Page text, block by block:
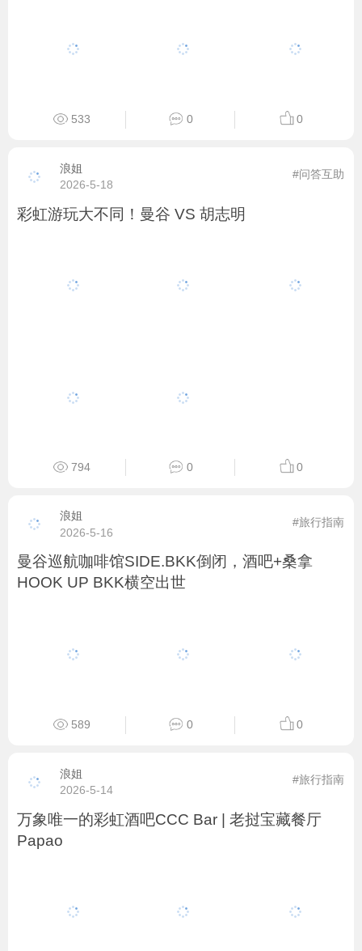
533 0 0
浪姐
2026-5-18
#问答互助
彩虹游玩大不同！曼谷 VS 胡志明
794 0 0
浪姐
2026-5-16
#旅行指南
曼谷巡航咖啡馆SIDE.BKK倒闭，酒吧+桑拿
HOOK UP BKK横空出世
589 0 0
浪姐
2026-5-14
#旅行指南
万象唯一的彩虹酒吧CCC Bar | 老挝宝藏餐厅
Papao